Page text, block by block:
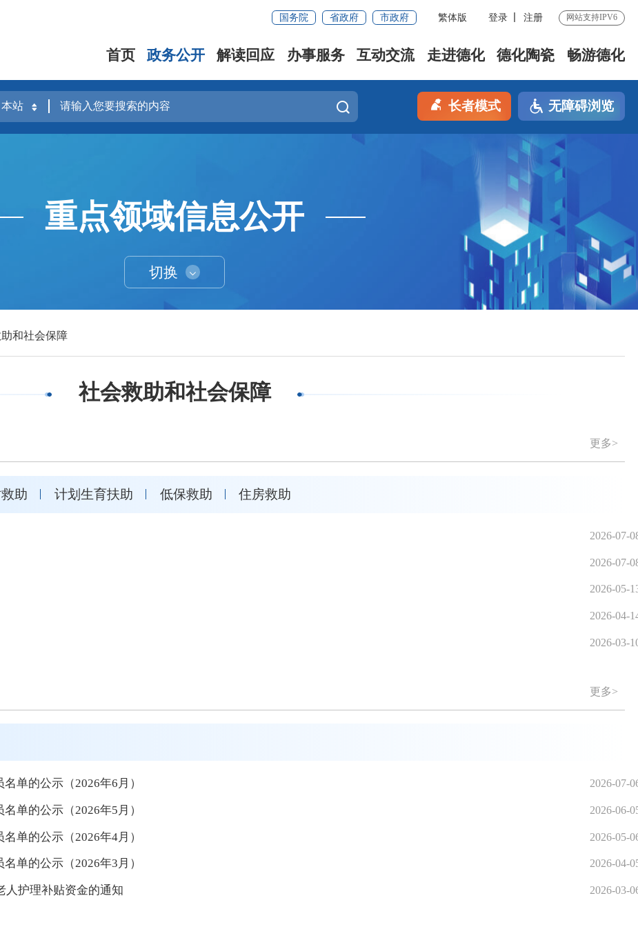
国务院 省政府 市政府 繁体版 登录 注册 网站支持IPV6
首页 政务公开 解读回应 办事服务 互动交流 走进德化 德化陶瓷 畅游德化
长者模式 无障碍浏览
重点领域信息公开
切换
和社会保障
社会救助和社会保障
更多>
助 计划生育扶助 低保救助 住房救助
2026-07-
2026-07-
2026-05-
2026-04-
2026-03-
更多>
单的公示（2026年6月） 2026-07-
单的公示（2026年5月） 2026-06-
单的公示（2026年4月） 2026-05-
单的公示（2026年3月） 2026-04-
人护理补贴资金的通知 2026-03-